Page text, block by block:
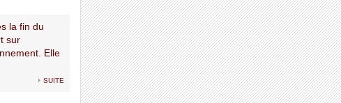
la fin du
sur
Elle
suite